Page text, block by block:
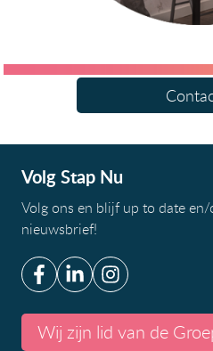
Volg Stap Nu
Volg ons en blijf up to date
nieuwsbrief!
Wij zijn lid van de